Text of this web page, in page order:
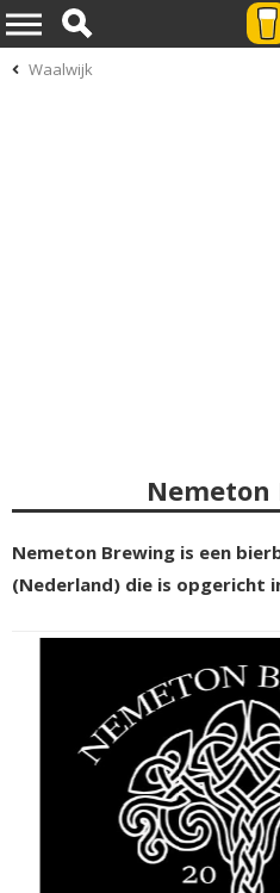
Waalwijk
Nemeton
Nemeton Brewing is een
(Nederland) die is opgericht